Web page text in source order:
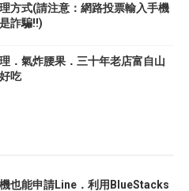
方式(請注意：網路投票輸入手機
詐騙!!)
．氣炸腰果．三十年老店富自山
吃
也能申請Line．利用BlueStacks